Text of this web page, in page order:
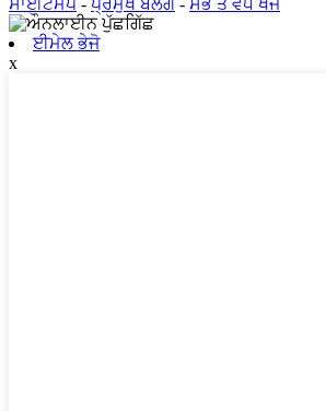
ਸਾਈਟਮੈਪ - ਪ੍ਰਮੁੱਖ ਬਲੌਗ - ਸਭ ਤੋਂ ਵੱਧ ਖੋਜ
ਈਮੇਲ ਭੇਜੋ
x